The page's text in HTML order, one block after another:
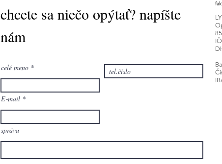
chcete sa niečo opýtať? napíšte
nám
celé meno
E‑mail
správa